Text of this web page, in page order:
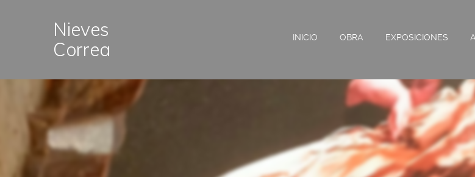
Nieves
Correa
INICIO OBRA EXPOSICIONES